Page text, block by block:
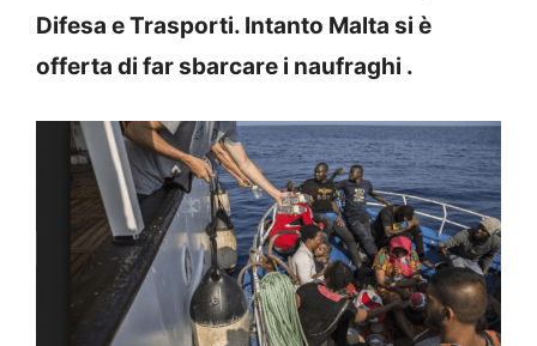
Difesa e Trasporti. Intanto Malta si è
offerta di far sbarcare i naufraghi .